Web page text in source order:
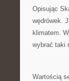
Opisując
wędrówek.
klimatem.
wybrać taki
Wartością